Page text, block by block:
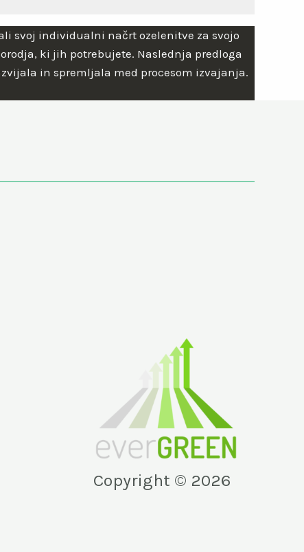
svoj individualni načrt ozelenitve za svojo
ki jih potrebujete. Naslednja predloga
in spremljala med procesom izvajanja.
Copyright © 2026